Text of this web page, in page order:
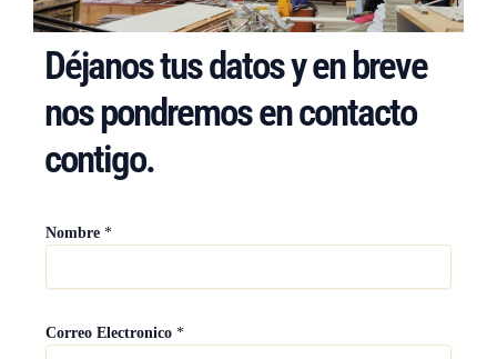
Déjanos tus datos y en breve
nos pondremos en contacto
contigo.
Nombre *
D
Correo Electronico *